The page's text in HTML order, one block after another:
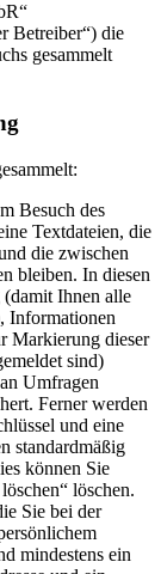
Betreiber“) die
gesammelt
Besuch des
Textdateien, die
die zwischen
bleiben. In diesen
Ihnen alle
Informationen
Markierung dieser
sind)
Umfragen
Ferner werden
und eine
standardmäßig
können Sie
löschen.
Sie bei der
mindestens ein